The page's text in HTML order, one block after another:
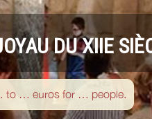
DU XIIE
to … euros for … people.